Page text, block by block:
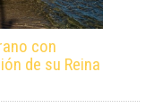
con
de su Reina